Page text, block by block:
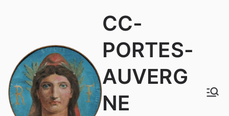
CC-
PORTES-
AUVERG
NE